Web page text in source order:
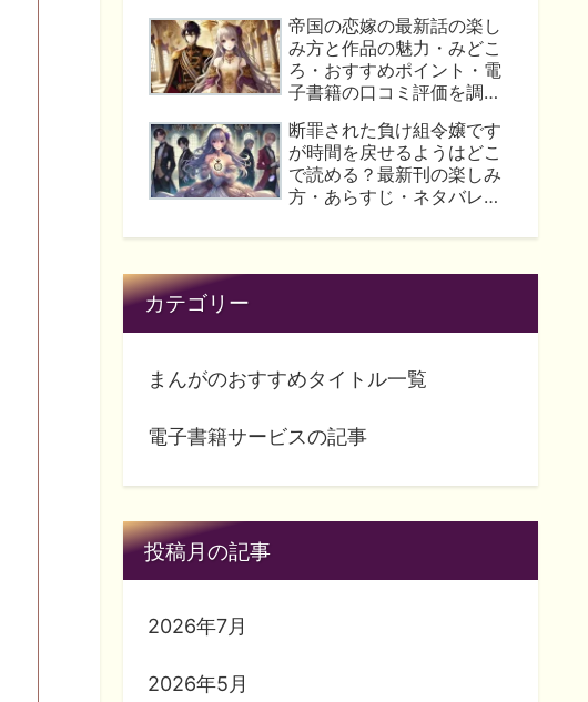
を徹底解説！
帝国の恋嫁の最新話の楽し
み方と作品の魅力・みどこ
ろ・おすすめポイント・電
子書籍の口コミ評価を調査
断罪された負け組令嬢です
が時間を戻せるようはどこ
で読める？最新刊の楽しみ
方・あらすじ・ネタバレ・
ました！
カテゴリー
まんがのおすすめタイトル一覧
電子書籍サービスの記事
投稿月の記事
2026年7月
2026年5月